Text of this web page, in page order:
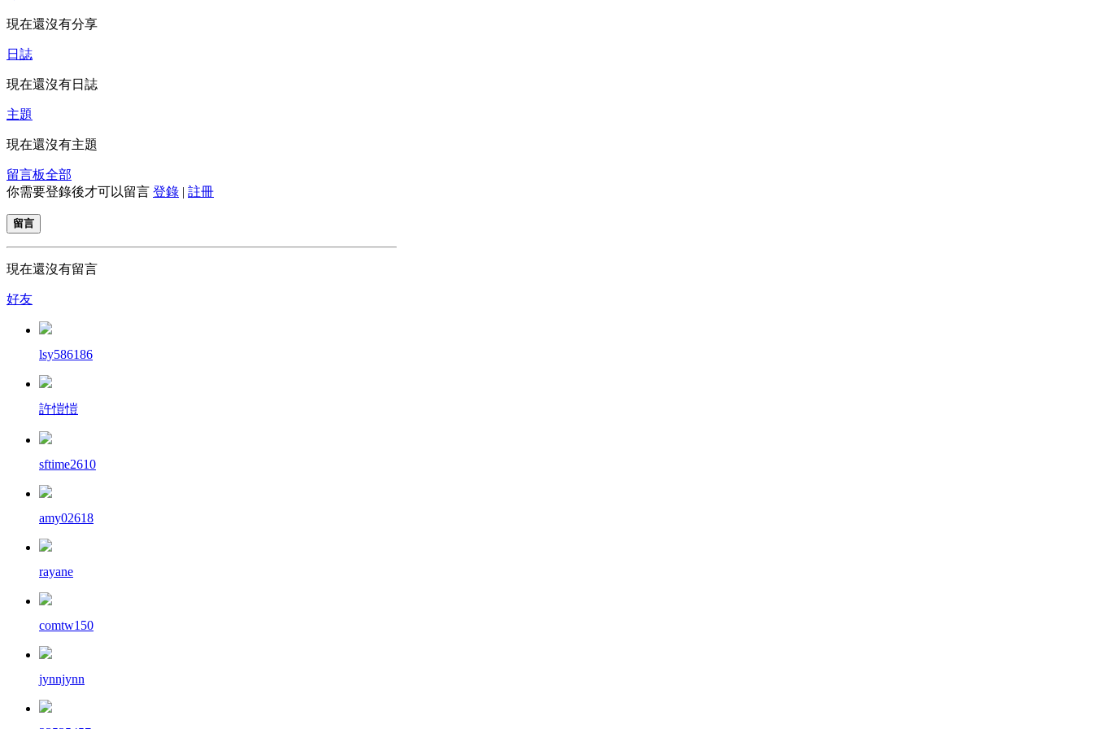
現在還沒有分享
日誌
現在還沒有日誌
主題
現在還沒有主題
留言板全部
你需要登錄後才可以留言 登錄 | 註冊
留言
現在還沒有留言
好友
lsy586186
許愷愷
sftime2610
amy02618
rayane
comtw150
jynnjynn